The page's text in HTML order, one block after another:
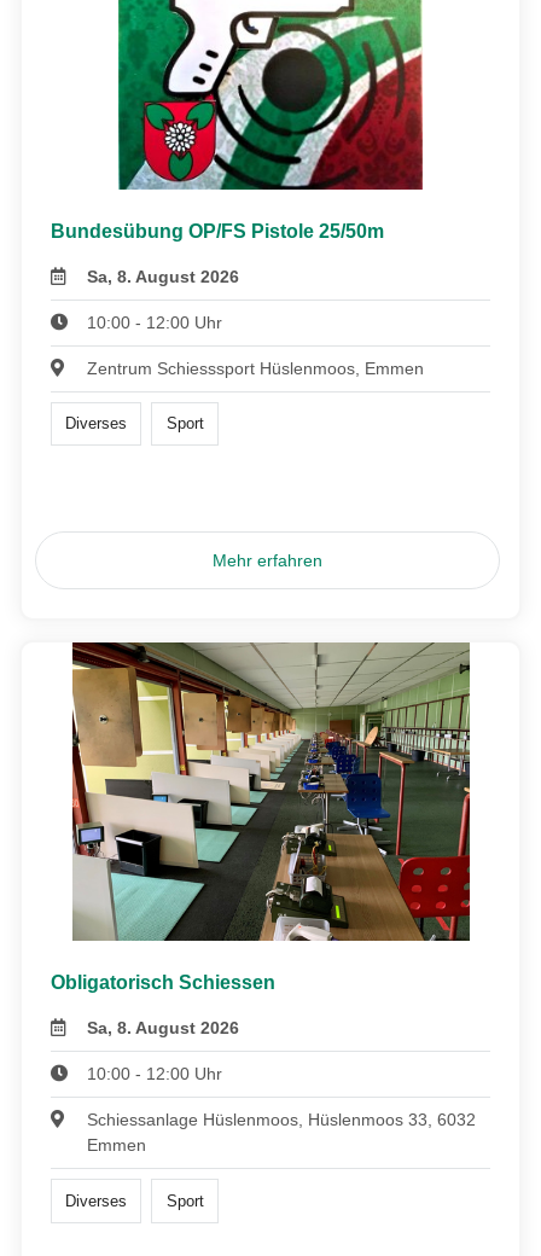
Bundesübung OP/FS Pistole 25/50m
Sa, 8. August 2026
10:00 - 12:00 Uhr
Zentrum Schiesssport Hüslenmoos, Emmen
Diverses Sport
Mehr erfahren
Obligatorisch Schiessen
Sa, 8. August 2026
10:00 - 12:00 Uhr
Schiessanlage Hüslenmoos, Hüslenmoos 33, 6032
Emmen
Diverses Sport